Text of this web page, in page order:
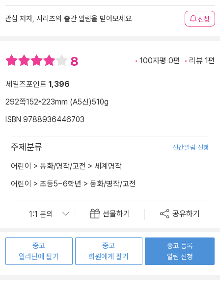
관심 저자, 시리즈의 출간 알림을 받아보세요 신청
8 100자평 0편 리뷰 1편
세일즈포인트 1,396
292쪽152*223mm (A5신)510g
ISBN 9788936446703
주제분류 신간알림 신청
어린이 > 동화/명작/고전 > 세계명작
어린이 > 초등5~6학년 > 동화/명작/고전
선물하기 공유하기
중고
알라딘에 팔기
중고
회원에게 팔기
중고 등록
알림 신청